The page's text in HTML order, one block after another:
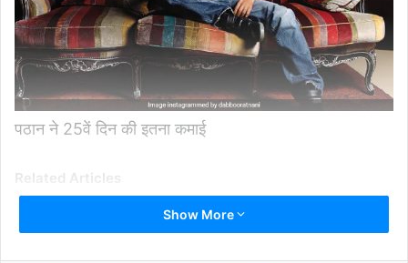
पठान ने 25वें दिन की इतना कमाई
Related Articles
Boat Sinks In Jhelum River Near Srinagar –
जम्मू-कश्मीर की झेलम नदी में नाव पलटने से 6 की मौत, पांच
Show More